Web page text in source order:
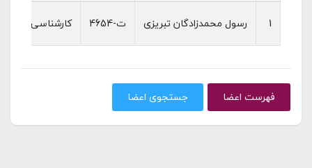
1 رسول محمدزادگان تبریزی ت-4654 کارشناسی ارشد
فهرست اعضا جستجوی اعضا